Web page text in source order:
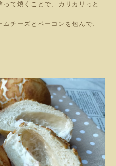
て焼くことで、カリカリっと
チーズとベーコンを包んで、